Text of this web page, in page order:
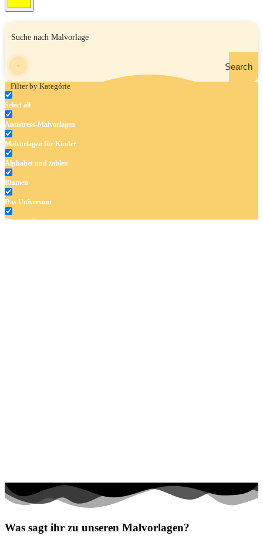
Search
Filter by Kategórie
Select all
Antistress-Malvorlagen
Malvorlagen für Kinder
Alphabet und zahlen
Blumen
Das Universum
Dinosaurier
Valentinstag und Liebe
Nezaradené
Was sagt ihr zu unseren Malvorlagen?